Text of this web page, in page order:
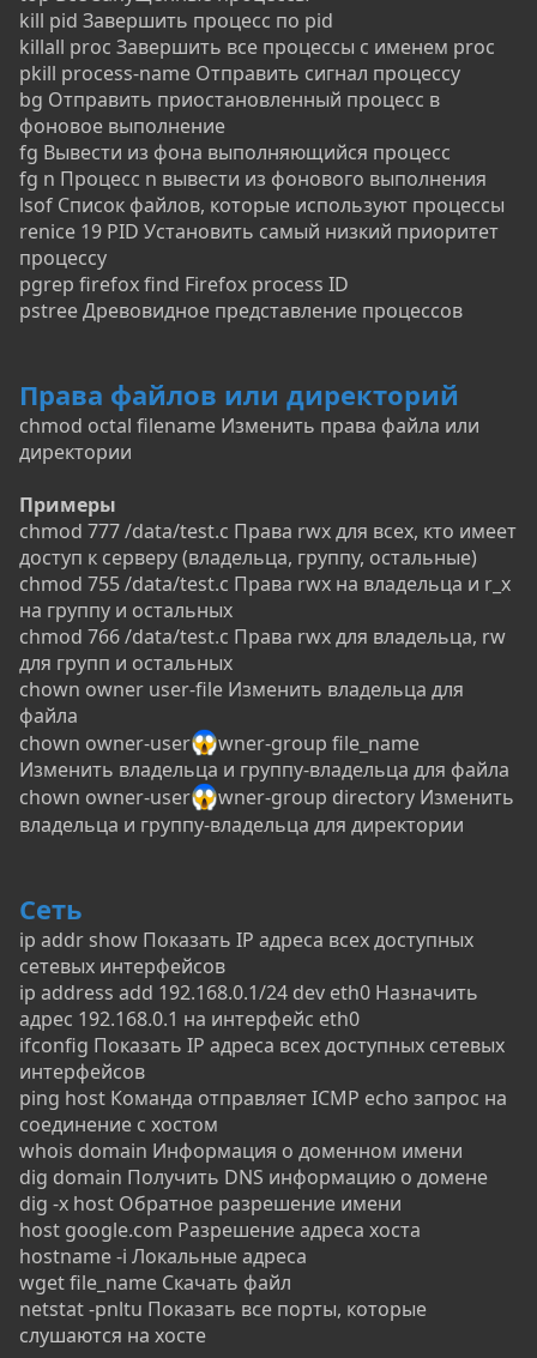
kill pid Завершить процесс по pid
killall proc Завершить все процессы с именем proc
pkill process-name Отправить сигнал процессу
bg Отправить приостановленный процесс в
фоновое выполнение
fg Вывести из фона выполняющийся процесс
fg n Процесс n вывести из фонового выполнения
lsof Список файлов, которые используют процессы
renice 19 PID Установить самый низкий приоритет
процессу
pgrep firefox find Firefox process ID
pstree Древовидное представление процессов
Права файлов или директорий
chmod octal filename Изменить права файла или
директории
Примеры
chmod 777 /data/test.c Права rwx для всех, кто имеет
доступ к серверу (владельца, группу, остальные)
chmod 755 /data/test.c Права rwx на владельца и r_x
на группу и остальных
chmod 766 /data/test.c Права rwx для владельца, rw
для групп и остальных
chown owner user-file Изменить владельца для
файла
chown owner-user
wner-group file_name
Изменить владельца и группу-владельца для файла
chown owner-user
wner-group directory Изменить
владельца и группу-владельца для директории
Сеть
ip addr show Показать IP адреса всех доступных
сетевых интерфейсов
ip address add 192.168.0.1/24 dev eth0 Назначить
адрес 192.168.0.1 на интерфейс eth0
ifconfig Показать IP адреса всех доступных сетевых
интерфейсов
ping host Команда отправляет ICMP echo запрос на
соединение с хостом
whois domain Информация о доменном имени
dig domain Получить DNS информацию о домене
dig -x host Обратное разрешение имени
host google.com Разрешение адреса хоста
hostname -i Локальные адреса
wget file_name Скачать файл
netstat -pnltu Показать все порты, которые
слушаются на хосте